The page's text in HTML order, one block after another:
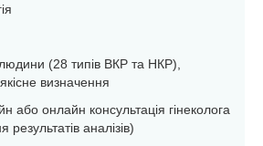
(28 типів ВКР та НКР),
визначення
або онлайн консультація гінеколога
результатів аналізів)